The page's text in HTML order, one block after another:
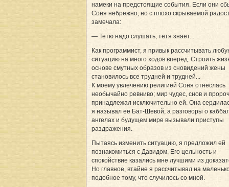
намеки на предстоящие события. Если они
Соня небрежно, но с плохо скрываемой
замечала:
— Тетю надо слушать, тетя знает...
Как программист, я привык рассчитывать
ситуацию на много ходов вперед. Строить
основе смутных образов из сновидений жены
становилось все трудней и трудней...
К моему увлечению религией Соня отнеслась
необычайно ревниво; мир чудес, снов и
принадлежал исключительно ей. Она
я называл ее Бат-Шевой, а разговоры о
ангелах и будущем мире вызывали приступы
раздражения.
Пытаясь изменить ситуацию, я предложил ей
познакомиться с Давидом. Его цельность и
спокойствие казались мне лучшими из
Но главное, втайне я рассчитывал на
подобное тому, что случилось со мной.